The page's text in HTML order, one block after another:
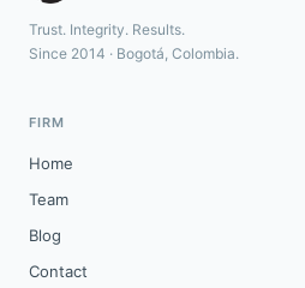
Trust. Integrity. Results.
Since 2014 · Bogotá, Colombia.
FIRM
Home
Team
Blog
Contact